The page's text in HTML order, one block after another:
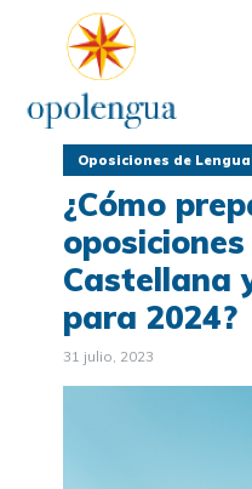
Oposiciones de
¿Cómo
Castellana
para 2024?
31 julio, 2023